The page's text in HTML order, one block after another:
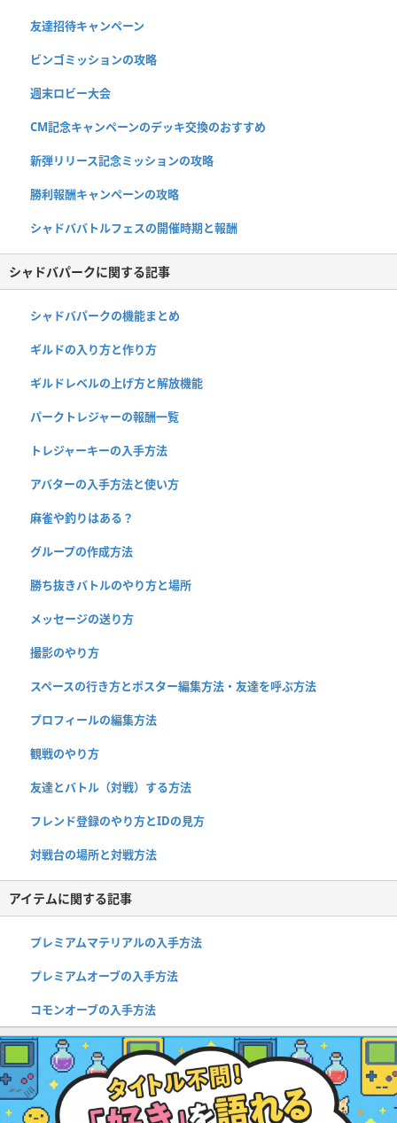
友達招待キャンペーン
ビンゴミッションの攻略
週末ロビー大会
CM記念キャンペーンのデッキ交換のおすすめ
新弾リリース記念ミッションの攻略
勝利報酬キャンペーンの攻略
シャドババトルフェスの開催時期と報酬
シャドバパークに関する記事
シャドバパークの機能まとめ
ギルドの入り方と作り方
ギルドレベルの上げ方と解放機能
パークトレジャーの報酬一覧
トレジャーキーの入手方法
アバターの入手方法と使い方
麻雀や釣りはある？
グループの作成方法
勝ち抜きバトルのやり方と場所
メッセージの送り方
撮影のやり方
スペースの行き方とポスター編集方法・友達を呼ぶ方法
プロフィールの編集方法
観戦のやり方
友達とバトル（対戦）する方法
フレンド登録のやり方とIDの見方
対戦台の場所と対戦方法
アイテムに関する記事
プレミアムマテリアルの入手方法
プレミアムオーブの入手方法
コモンオーブの入手方法